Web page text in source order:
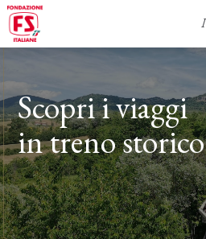
Scopri i viaggi
in treno storico